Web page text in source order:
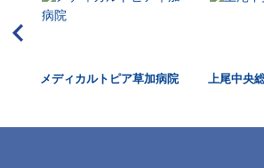
メディカルトピア草加病院 上尾中央